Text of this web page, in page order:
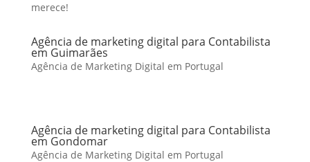
merece!
Agência de marketing digital para Contabilista
em Guimarães
Agência de Marketing Digital em Portugal
Agência de marketing digital para Contabilista
em Gondomar
Agência de Marketing Digital em Portugal